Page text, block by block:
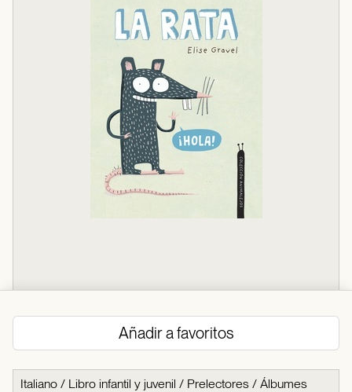
Añadir a favoritos
Italiano / Libro infantil y juvenil / Prelectores / Álbumes